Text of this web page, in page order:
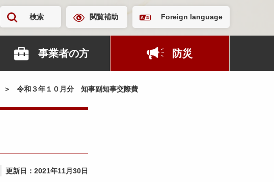
検索 閲覧補助 Foreign language
事業者の方 防災
令和３年１０月分 知事副知事交際費
更新日： 2021年11月30日